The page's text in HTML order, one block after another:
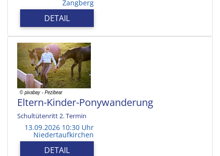
Zangberg
DETAIL
Eltern-Kinder-Ponywanderung
Schultütenritt 2. Termin
13.09.2026 10:30 Uhr
Niedertaufkirchen
DETAIL